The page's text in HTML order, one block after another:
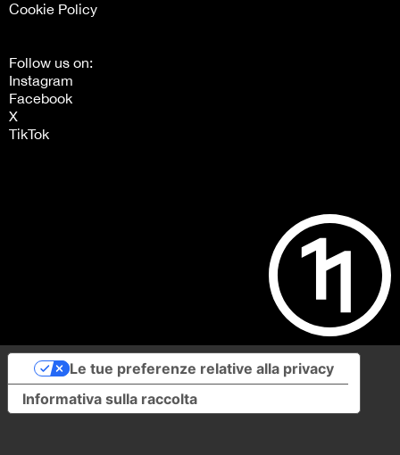
Cookie Policy
Follow us on:
Instagram
Facebook
X
TikTok
Informativa sulla raccolta
Le tue preferenze relative alla privacy